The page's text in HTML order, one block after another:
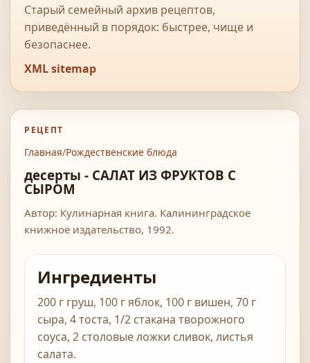
Старый семейный архив рецептов,
приведённый в порядок: быстрее, чище и
безопаснее.
XML sitemap
РЕЦЕПТ
Главная/Рождественские блюда
десерты - САЛАТ ИЗ ФРУКТОВ С
СЫРОМ
Автор: Кулинарная книга. Калининградское
книжное издательство, 1992.
Ингредиенты
200 г груш, 100 г яблок, 100 г вишен, 70 г
сыра, 4 тоста, 1/2 стакана творожного
соуса, 2 столовые ложки сливок, листья
салата.